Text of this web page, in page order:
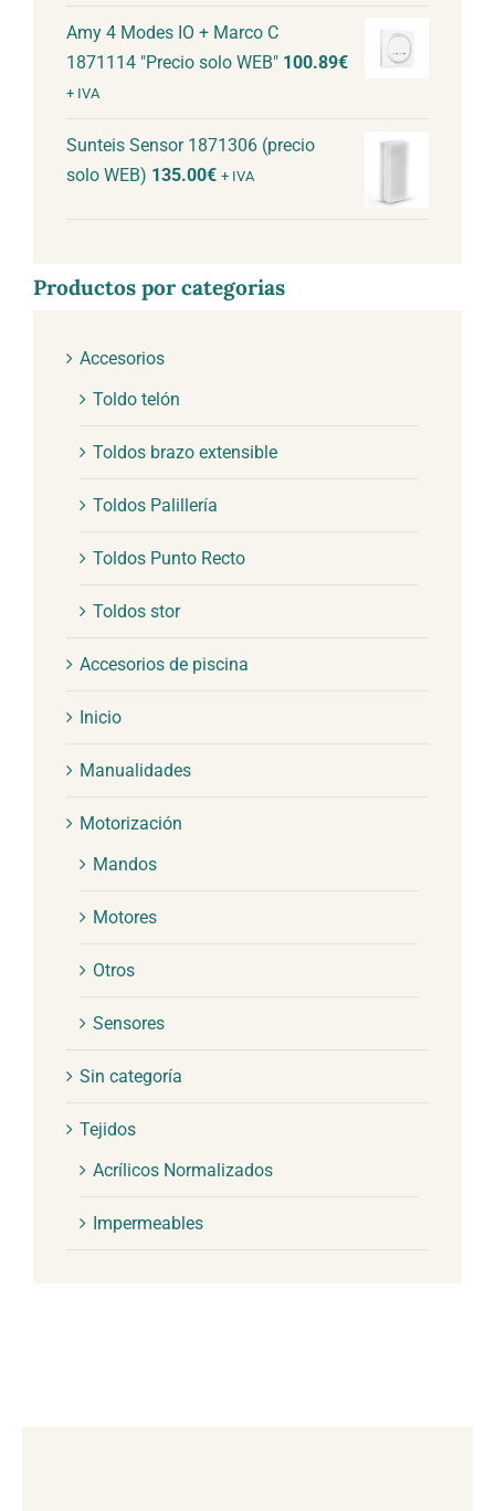
Amy 4 Modes IO + Marco C
1871114 "Precio solo WEB" 100.89€
+ IVA
Sunteis Sensor 1871306 (precio
solo WEB) 135.00€ + IVA
Productos por categorias
Accesorios
Toldo telón
Toldos brazo extensible
Toldos Palillería
Toldos Punto Recto
Toldos stor
Accesorios de piscina
Inicio
Manualidades
Motorización
Mandos
Motores
Otros
Sensores
Sin categoría
Tejidos
Acrílicos Normalizados
Impermeables